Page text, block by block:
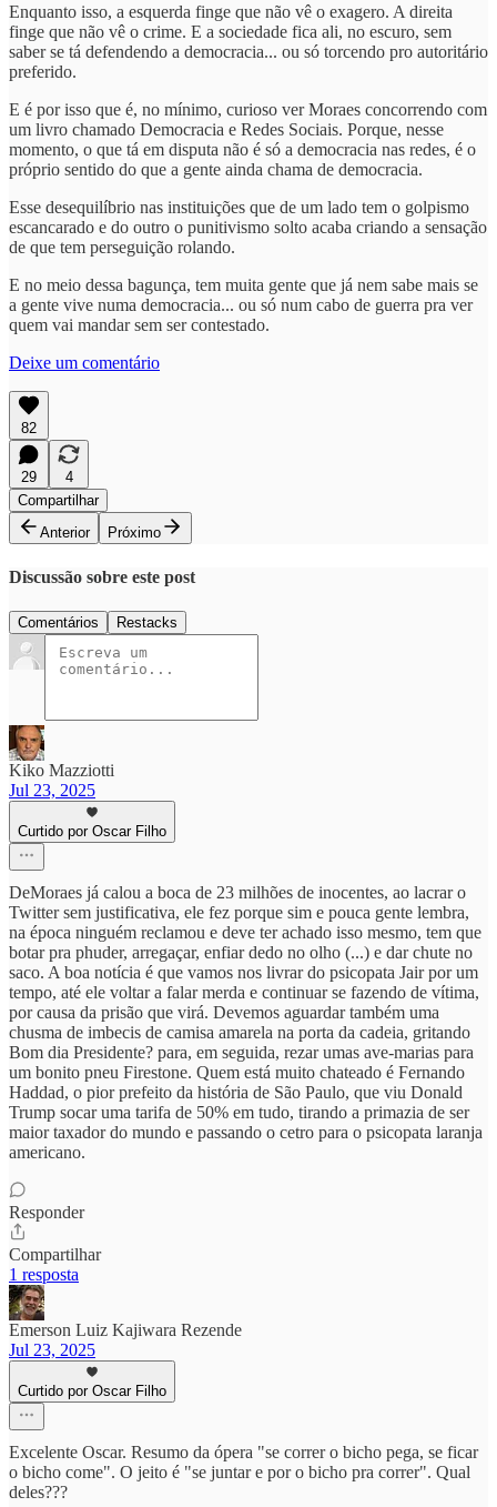
Enquanto isso, a esquerda finge que não vê o exagero. A direita
finge que não vê o crime. E a sociedade fica ali, no escuro, sem
saber se tá defendendo a democracia... ou só torcendo pro autoritário
preferido.
E é por isso que é, no mínimo, curioso ver Moraes concorrendo com
um livro chamado Democracia e Redes Sociais. Porque, nesse
momento, o que tá em disputa não é só a democracia nas redes, é o
próprio sentido do que a gente ainda chama de democracia.
Esse desequilíbrio nas instituições que de um lado tem o golpismo
escancarado e do outro o punitivismo solto acaba criando a sensação
de que tem perseguição rolando.
E no meio dessa bagunça, tem muita gente que já nem sabe mais se
a gente vive numa democracia... ou só num cabo de guerra pra ver
quem vai mandar sem ser contestado.
Deixe um comentário
82
29
4
Compartilhar
Anterior
Próximo
Discussão sobre este post
Comentários Restacks
Kiko Mazziotti
Jul 23, 2025
Curtido por Oscar Filho
DeMoraes já calou a boca de 23 milhões de inocentes, ao lacrar o
Twitter sem justificativa, ele fez porque sim e pouca gente lembra,
na época ninguém reclamou e deve ter achado isso mesmo, tem que
botar pra phuder, arregaçar, enfiar dedo no olho (...) e dar chute no
saco. A boa notícia é que vamos nos livrar do psicopata Jair por um
tempo, até ele voltar a falar merda e continuar se fazendo de vítima,
por causa da prisão que virá. Devemos aguardar também uma
chusma de imbecis de camisa amarela na porta da cadeia, gritando
Bom dia Presidente? para, em seguida, rezar umas ave-marias para
um bonito pneu Firestone. Quem está muito chateado é Fernando
Haddad, o pior prefeito da história de São Paulo, que viu Donald
Trump socar uma tarifa de 50% em tudo, tirando a primazia de ser
maior taxador do mundo e passando o cetro para o psicopata laranja
americano.
Responder
Compartilhar
1 resposta
Emerson Luiz Kajiwara Rezende
Jul 23, 2025
Curtido por Oscar Filho
Excelente Oscar. Resumo da ópera "se correr o bicho pega, se ficar
o bicho come". O jeito é "se juntar e por o bicho pra correr". Qual
deles???